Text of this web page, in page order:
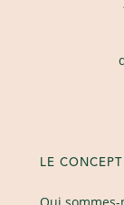
LE CONCEPT
Qui sommes-